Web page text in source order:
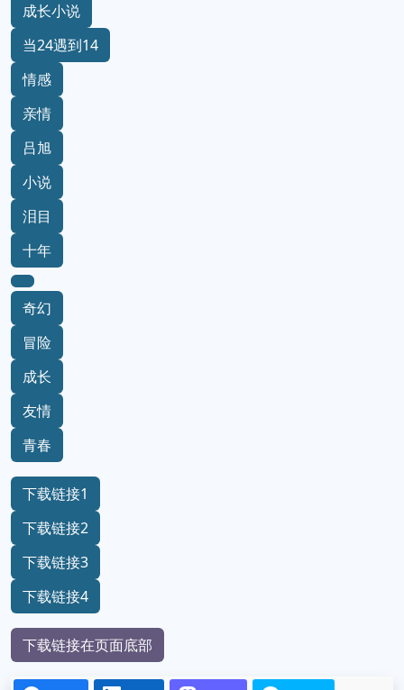
成长小说
当24遇到14
情感
亲情
吕旭
小说
泪目
十年
奇幻
冒险
成长
友情
青春
下载链接1
下载链接2
下载链接3
下载链接4
下载链接在页面底部